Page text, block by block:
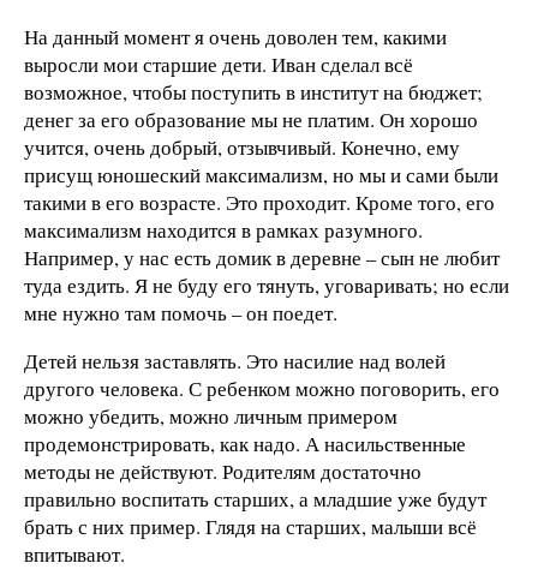
На данный момент я очень доволен тем, какими
выросли мои старшие дети. Иван сделал всё
возможное, чтобы поступить в институт на бюджет;
денег за его образование мы не платим. Он хорошо
учится, очень добрый, отзывчивый. Конечно, ему
присущ юношеский максимализм, но мы и сами были
такими в его возрасте. Это проходит. Кроме того, его
максимализм находится в рамках разумного.
Например, у нас есть домик в деревне – сын не любит
туда ездить. Я не буду его тянуть, уговаривать; но если
мне нужно там помочь – он поедет.
Детей нельзя заставлять. Это насилие над волей
другого человека. С ребенком можно поговорить, его
можно убедить, можно личным примером
продемонстрировать, как надо. А насильственные
методы не действуют. Родителям достаточно
правильно воспитать старших, а младшие уже будут
брать с них пример. Глядя на старших, малыши всё
впитывают.